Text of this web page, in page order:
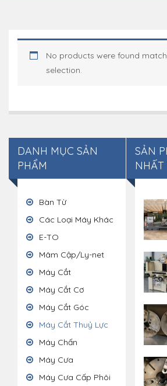
DANH MỤC SẢN
PHẨM
Bàn Từ
Các Loại Máy Khác
E-TO
Mâm Cập/Ly-net
Máy Cắt
Máy Cắt Cơ
Máy Cắt Góc
Máy Cắt Thuỷ Lực
Máy Chấn
Máy Cưa
Máy Cưa Cấp Phôi
SẢN
NHẤT
No products were found
selection.